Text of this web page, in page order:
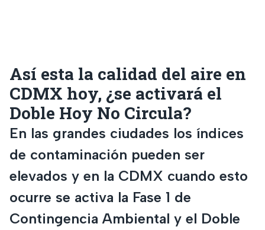
Así esta la calidad del aire en
CDMX hoy, ¿se activará el
Doble Hoy No Circula?
En las grandes ciudades los índices
de contaminación pueden ser
elevados y en la CDMX cuando esto
ocurre se activa la Fase 1 de
Contingencia Ambiental y el Doble